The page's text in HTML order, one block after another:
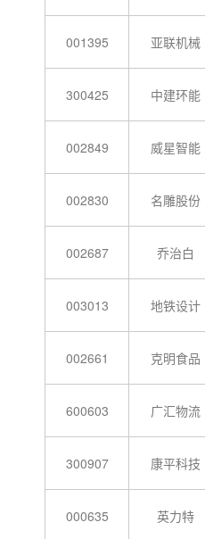
001395 亚联机械
300425 中建环能
002849 威星智能
002830 名雕股份
002687 乔治白
003013 地铁设计
002661 克明食品
600603 广汇物流
300907 康平科技
000635 英力特